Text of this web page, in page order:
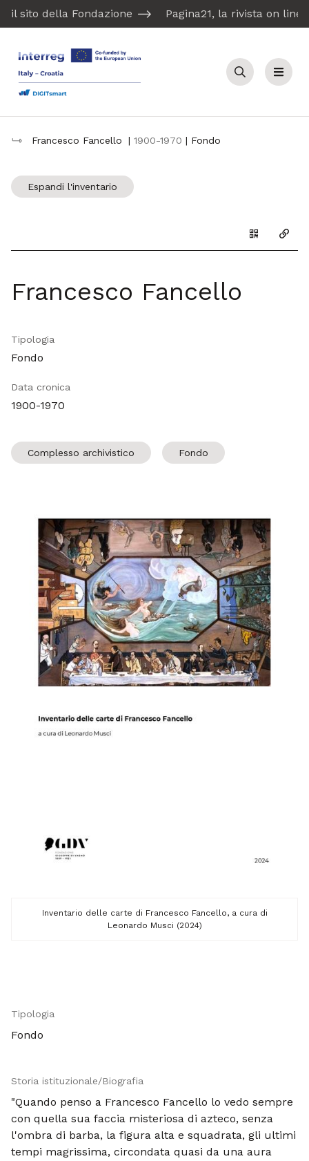
il sito della Fondazione Pagina21, la rivista on line
Cerca Menu
Francesco Fancello | 1900-1970 | Fondo
Espandi l'inventario
Genera il
Francesco Fancello
Tipologia
Fondo
Data cronica
1900-1970
Complesso archivistico Fondo
Inventario delle carte di Francesco Fancello, a cura di
Leonardo Musci (2024)
Tipologia
Fondo
Storia istituzionale/Biografia
"Quando penso a Francesco Fancello lo vedo sempre
con quella sua faccia misteriosa di azteco, senza
l'ombra di barba, la figura alta e squadrata, gli ultimi
tempi magrissima, circondata quasi da una aura